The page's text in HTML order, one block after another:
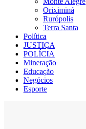
Oriximiná
Rurópolis
Terra Santa
Política
JUSTIÇA
POLÍCIA
Mineração
Educação
Negócios
Esporte